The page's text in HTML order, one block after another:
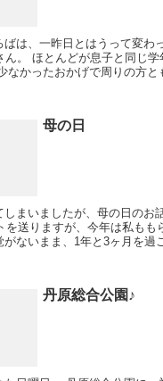
は、一昨日とはうって変わ
お子さん連れ
母の日
ましたが、母の日のお話。 毎年実
送りますが、今年は私ももら
がないまま、1年と3ヶ月を過
丹原総合公園♪